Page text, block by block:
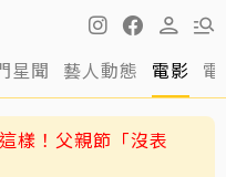
星聞 藝人動態 電影
樣！父親節「沒表